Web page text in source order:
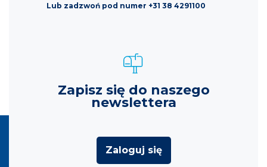
Lub zadzwoń pod numer +31 38 4291100
Zapisz się do naszego
newslettera
Zaloguj się